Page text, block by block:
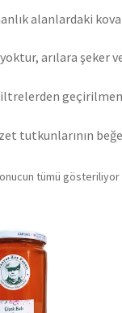
alanlardaki
arılara şeker
tutkunlarının
tümü gösteriliyor